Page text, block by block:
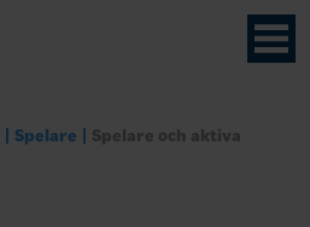
Spelare Spelare och aktiva